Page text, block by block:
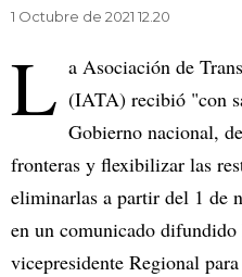
1 Octubre de 2021 12.20
L a Asociación de
(IATA) recibió "con
Gobierno nacional,
fronteras y flexibilizar las
eliminarlas a partir del 1 de
en un comunicado
vicepresidente Regional